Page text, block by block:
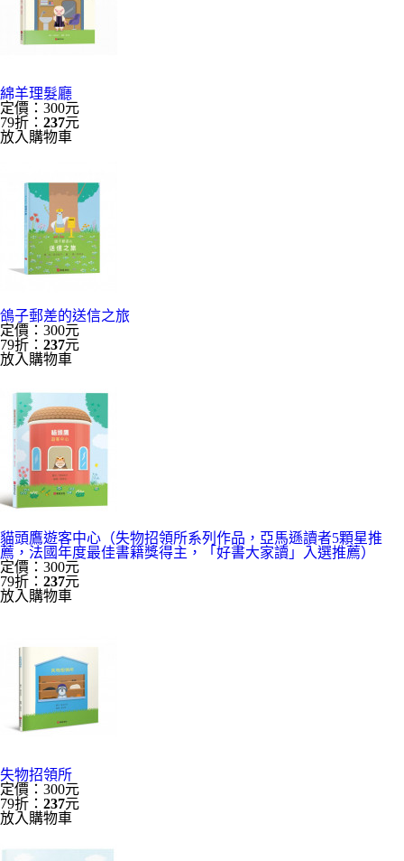
綿羊理髮廳
定價：300元
79折： 237元
放入購物車
鴿子郵差的送信之旅
定價：300元
79折： 237元
放入購物車
貓頭鷹遊客中心（失物招領所系列作品，亞馬遜讀者5顆星推
薦，法國年度最佳書籍獎得主，「好書大家讀」入選推薦）
定價：300元
79折： 237元
放入購物車
失物招領所
定價：300元
79折： 237元
放入購物車